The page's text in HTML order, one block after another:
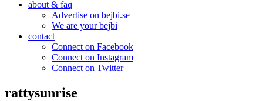
about & faq
Advertise on bejbi.se
We are your bejbi
contact
Connect on Facebook
Connect on Instagram
Connect on Twitter
rattysunrise